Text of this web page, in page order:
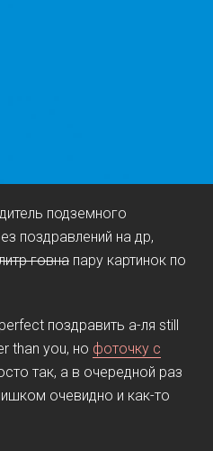
подземного
поздравлений на др,
говна пару картинок по
поздравить а-ля still
than you, но фоточку с
так, а в очередной раз
очевидно и как-то